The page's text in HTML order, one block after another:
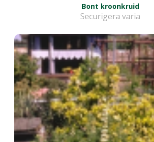
Bont kroonkruid
Securigera varia